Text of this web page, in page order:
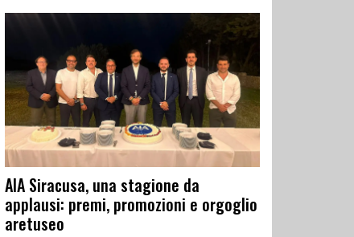
AIA Siracusa, una stagione da
applausi: premi, promozioni e orgoglio
aretuseo